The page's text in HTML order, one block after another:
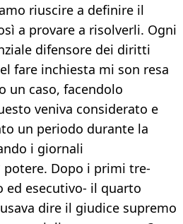
riuscire a definire il
a provare a risolverli. Ogni
difensore dei diritti
fare inchiesta mi son resa
un caso, facendolo
veniva considerato e
un periodo durante la
i giornali
potere. Dopo i primi tre-
ed esecutivo- il quarto
dire il giudice supremo